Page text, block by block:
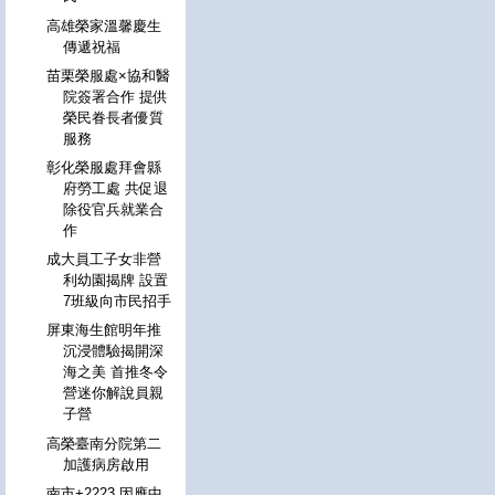
高雄榮家溫馨慶生
傳遞祝福
苗栗榮服處×協和醫
院簽署合作 提供
榮民眷長者優質
服務
彰化榮服處拜會縣
府勞工處 共促退
除役官兵就業合
作
成大員工子女非營
利幼園揭牌 設置
7班級向市民招手
屏東海生館明年推
沉浸體驗揭開深
海之美 首推冬令
營迷你解說員親
子營
高榮臺南分院第二
加護病房啟用